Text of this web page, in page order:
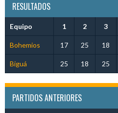
RESULTADOS
Equipo 1 2 3
Bohemios 17 25 18
Biguá 25 18 25
PARTIDOS ANTERIORES